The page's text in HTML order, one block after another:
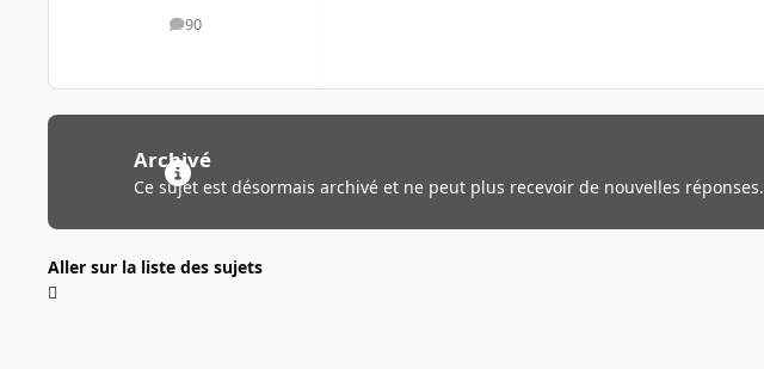
90
messages
Archivé
Ce sujet est désormais archivé et ne peut plus recevoir de nouvelles réponses.
Aller sur la liste des sujets